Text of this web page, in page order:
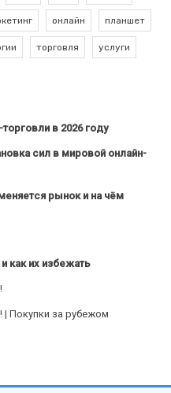
онлайн планшет
торговля услуги
в 2026 году
сил в мировой онлайн-
рынок и на чём
как их избежать
| Покупки за рубежом